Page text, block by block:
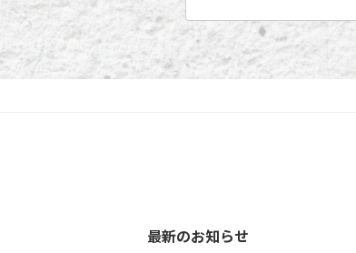
索:
最新のお知らせ